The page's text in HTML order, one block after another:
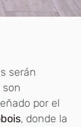
serán
son
por el
, donde la